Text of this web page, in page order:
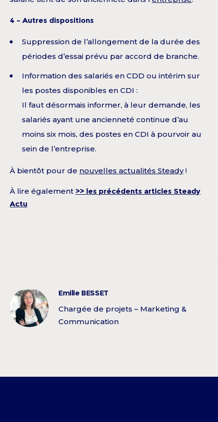
4 – Autres dispositions
Suppression de l’allongement de la durée des
périodes d’essai prévu par accord de branche.
Information des salariés en CDD ou intérim sur
les postes disponibles en CDI :
Il faut désormais informer, à leur demande, les
salariés ayant une ancienneté continue d’au
moins six mois, des postes en CDI à pourvoir au
sein de l’entreprise.
À bientôt pour de nouvelles actualités Steady!
À lire également >> les précédents articles Steady
Actu
Emilie BESSET
Chargée de projets – Marketing &
Communication